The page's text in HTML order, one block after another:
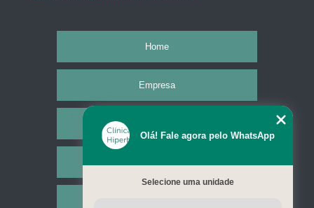
Home
Empresa
Olá! Fale agora pelo WhatsApp
Selecione uma unidade